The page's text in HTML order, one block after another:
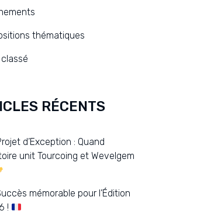
thématiques
RÉCENTS
d’Exception : Quand
unit Tourcoing et Wevelgem
mémorable pour l’Édition
!